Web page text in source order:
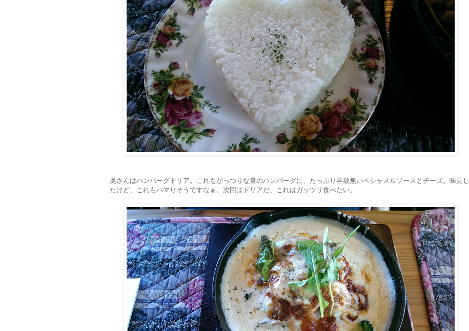
奥さんはハンバーグドリア。これもがっつりな量のハンバーグに、たっぷり容赦無いベシャメルソースとチーズ。味見し
たけど、これもハマりそうですなぁ。次回はドリアだ、これはガッツリ食べたい。